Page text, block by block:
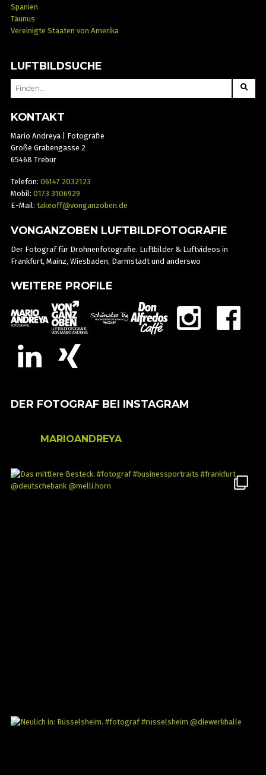
Spanien
Taunus
Vereinigte Staaten von Amerika
LUFTBILDSUCHE
SEARCH
KONTAKT
Mario Andreya | Fotografie
Große Grabengasse 2
65468 Trebur
Telefon: 06147 2032123
Mobil: 0173 3106929
E-Mail: takeoff@vonganzoben.de
VONGANZOBEN LUFTBILDFOTOGRAFIE
Der Fotograf für Drohnenfotografie. Luftbilder & Luftvideos in
Frankfurt, Mainz, Wiesbaden, Darmstadt und anderswo
WEITERE PROFILE
DER FOTOGRAF BEI INSTAGRAM
MARIOANDREYA